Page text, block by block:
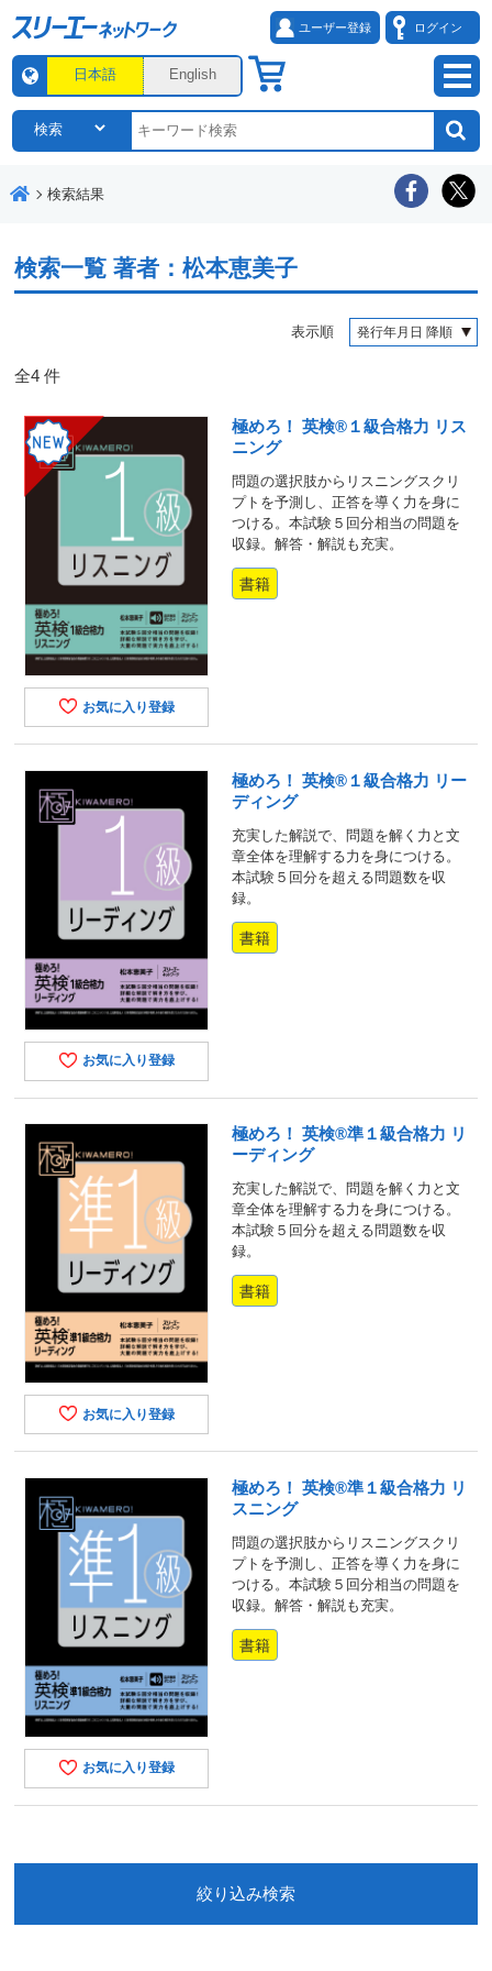
ユーザー登録 ログイン
日本語 English
検索結果
検索一覧著者：松本恵美子
表示順
全4 件
お気に入り登録
極めろ！ 英検®１級合格力 リス
ニング
問題の選択肢からリスニングスクリ
プトを予測し、正答を導く力を身に
つける。本試験５回分相当の問題を
収録。解答・解説も充実。
書籍
お気に入り登録
極めろ！ 英検®１級合格力 リー
ディング
充実した解説で、問題を解く力と文
章全体を理解する力を身につける。
本試験５回分を超える問題数を収
録。
書籍
お気に入り登録
極めろ！ 英検®準１級合格力 リ
ーディング
充実した解説で、問題を解く力と文
章全体を理解する力を身につける。
本試験５回分を超える問題数を収
録。
書籍
お気に入り登録
極めろ！ 英検®準１級合格力 リ
スニング
問題の選択肢からリスニングスクリ
プトを予測し、正答を導く力を身に
つける。本試験５回分相当の問題を
収録。解答・解説も充実。
書籍
絞り込み検索